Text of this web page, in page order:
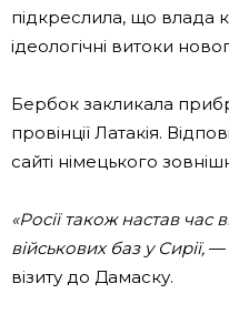
підкреслила, що влада
ідеологічні витоки
Бербок закликала
провінції Латакія.
сайті німецького
«Росії також настав час
військових баз у Сирії, —
візиту до Дамаску.